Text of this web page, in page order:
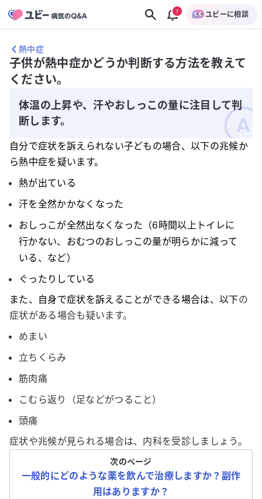
ユビーに相談
熱中症
子供が熱中症かどうか判断する方法を教えて
ください。
体温の上昇や、汗やおしっこの量に注目して判
断します。
自分で症状を訴えられない子どもの場合、以下の兆候か
ら熱中症を疑います。
熱が出ている
汗を全然かかなくなった
おしっこが全然出なくなった（6時間以上トイレに
行かない、おむつのおしっこの量が明らかに減って
いる、など）
ぐったりしている
また、自身で症状を訴えることができる場合は、以下の
症状がある場合も疑います。
めまい
立ちくらみ
筋肉痛
こむら返り（足などがつること）
頭痛
症状や兆候が見られる場合は、内科を受診しましょう。
次のページ
一般的にどのような薬を飲んで治療しますか？副作
用はありますか？